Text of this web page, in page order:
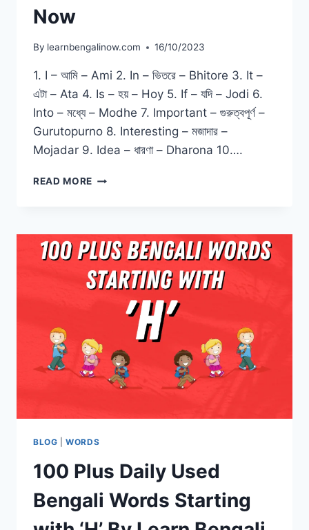
Now
By learnbengalinow.com 16/10/2023
1. I – আমি – Ami 2. In – ভিতরে – Bhitore 3. It –
এটা – Ata 4. Is – হয় – Hoy 5. If – যদি – Jodi 6.
Into – মধ্যে – Modhe 7. Important – গুরুত্বপূর্ণ –
Gurutopurno 8. Interesting – মজাদার –
Mojadar 9. Idea – ধারণা – Dharona 10….
READ MORE
BLOG |WORDS
100 Plus Daily Used
Bengali Words Starting